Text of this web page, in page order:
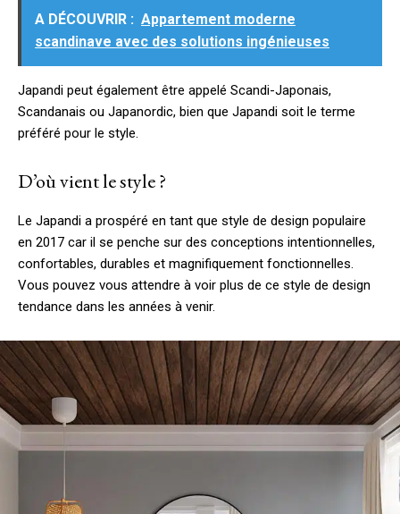
A DÉCOUVRIR : Appartement moderne
scandinave avec des solutions ingénieuses
Japandi peut également être appelé Scandi-Japonais,
Scandanais ou Japanordic, bien que Japandi soit le terme
préféré pour le style.
D’où vient le style ?
Le Japandi a prospéré en tant que style de design populaire
en 2017 car il se penche sur des conceptions intentionnelles,
confortables, durables et magnifiquement fonctionnelles.
Vous pouvez vous attendre à voir plus de ce style de design
tendance dans les années à venir.